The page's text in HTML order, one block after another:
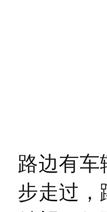
路边有
步走过